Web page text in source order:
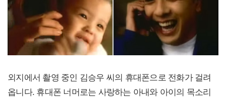
외지에서 촬영 중인 김승우 씨의 휴대폰으로 전화가 걸려
옵니다. 휴대폰 너머로는 사랑하는 아내와 아이의 목소리